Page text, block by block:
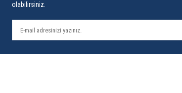
olabilirsiniz.